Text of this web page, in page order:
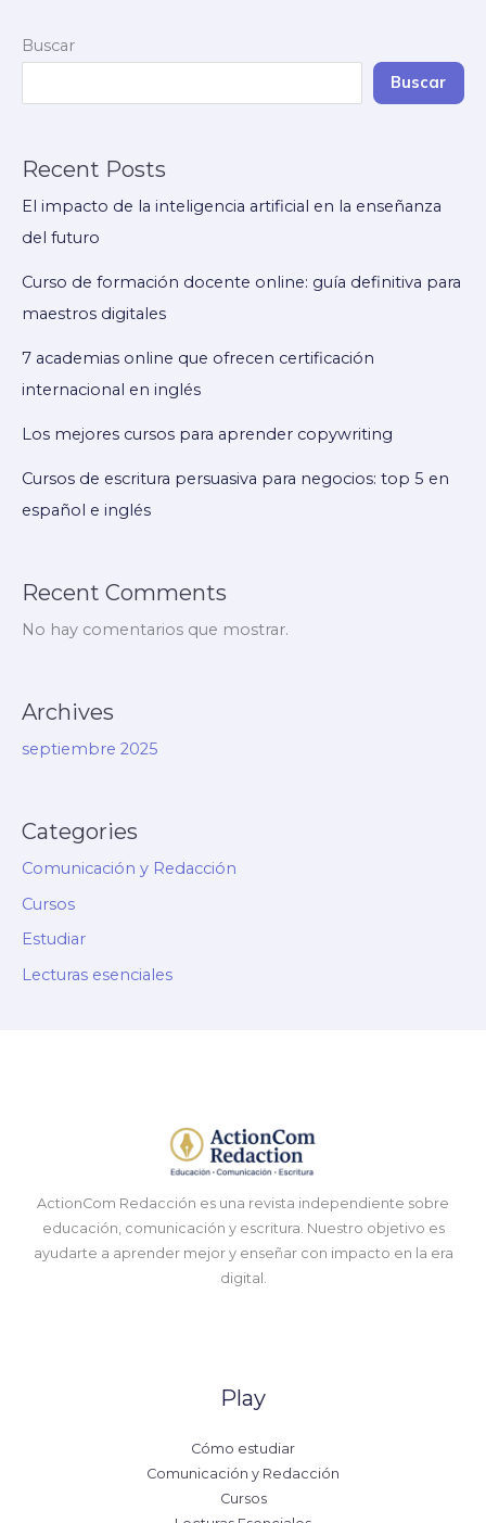
de
curso
antes
de
inscribirse
Buscar
Buscar
Recent Posts
El impacto de la inteligencia artificial en la enseñanza
del futuro
Curso de formación docente online: guía definitiva para
maestros digitales
7 academias online que ofrecen certificación
internacional en inglés
Los mejores cursos para aprender copywriting
Cursos de escritura persuasiva para negocios: top 5 en
español e inglés
Recent Comments
No hay comentarios que mostrar.
Archives
septiembre 2025
Categories
Comunicación y Redacción
Cursos
Estudiar
Lecturas esenciales
ActionCom Redacción es una revista independiente sobre
educación, comunicación y escritura. Nuestro objetivo es
ayudarte a aprender mejor y enseñar con impacto en la era
digital.
Play
Cómo estudiar
Comunicación y Redacción
Cursos